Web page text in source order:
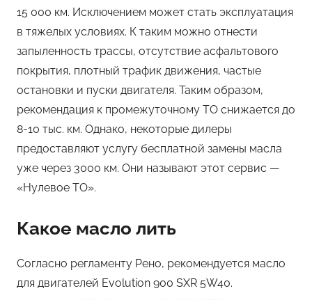
15 000 км. Исключением может стать эксплуатация
в тяжелых условиях. К таким можно отнести
запыленность трассы, отсутствие асфальтового
покрытия, плотный трафик движения, частые
остановки и пуски двигателя. Таким образом,
рекомендация к промежуточному ТО снижается до
8-10 тыс. км. Однако, некоторые дилеры
предоставляют услугу бесплатной замены масла
уже через 3000 км. Они называют этот сервис —
«Нулевое ТО».
Какое масло лить
Согласно регламенту Рено, рекомендуется масло
для двигателей Evolution 900 SXR 5W40.